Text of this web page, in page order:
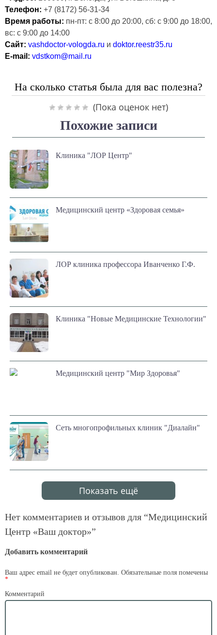
Телефон: +7 (8172) 56-31-34
Время работы: пн-пт: с 8:00 до 20:00, сб: с 9:00 до 18:00,
вс: с 9:00 до 14:00
Сайт: vashdoctor-vologda.ru и doktor.reestr35.ru
E-mail: vdstkom@mail.ru
На сколько статья была для вас полезна?
(Пока оценок нет)
Похожие записи
Клиника "ЛОР Центр"
Медицинский центр «Здоровая семья»
ЛОР клиника профессора Иванченко Г.Ф.
Клиника "Новые Медицинские Технологии"
Медицинский центр "Мир Здоровья"
Сеть многопрофильных клиник "Диалайн"
Показать ещё
Нет комментариев и отзывов для “Медицинский
Центр «Ваш доктор»”
Добавить комментарий
Ваш адрес email не будет опубликован. Обязательные поля помечены
*
Комментарий